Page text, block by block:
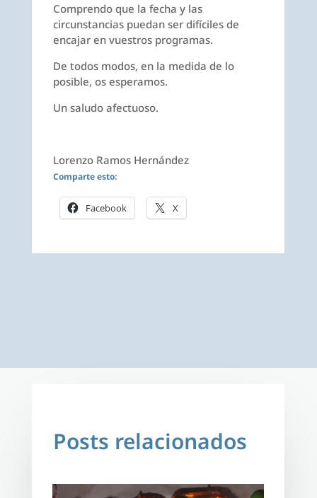
Comprendo que la fecha y las
circunstancias puedan ser difíciles de
encajar en vuestros programas.
De todos modos, en la medida de lo
posible, os esperamos.
Un saludo afectuoso.
Lorenzo Ramos Hernández
Comparte esto:
Facebook X
Posts relacionados